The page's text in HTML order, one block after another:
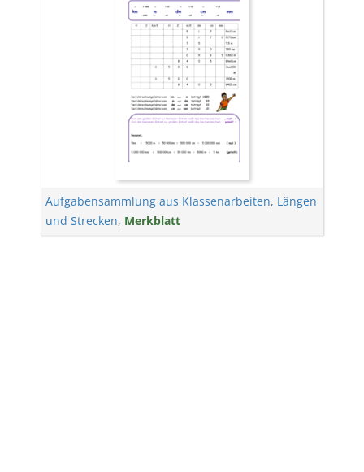
Aufgabensammlung aus Klassenarbeiten, Längen
und Strecken, Merkblatt